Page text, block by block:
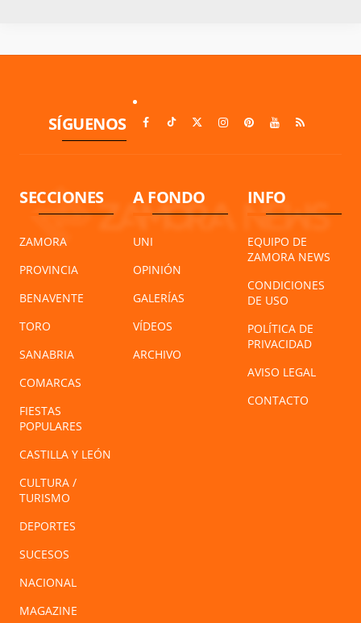
SÍGUENOS
SECCIONES
ZAMORA
PROVINCIA
BENAVENTE
TORO
SANABRIA
COMARCAS
FIESTAS
POPULARES
CASTILLA Y LEÓN
CULTURA /
TURISMO
DEPORTES
SUCESOS
NACIONAL
MAGAZINE
A FONDO
UNI
OPINIÓN
GALERÍAS
VÍDEOS
ARCHIVO
INFO
EQUIPO DE
ZAMORA NEWS
CONDICIONES
DE USO
POLÍTICA DE
PRIVACIDAD
AVISO LEGAL
CONTACTO